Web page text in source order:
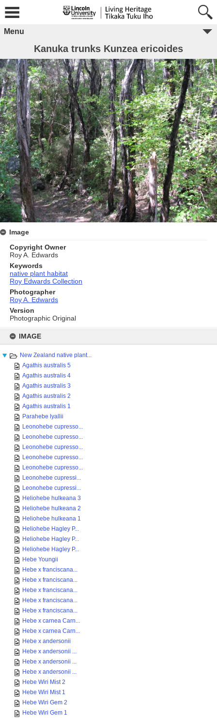
content
IMAGE
New Zealand native plant...
Agathis australis 5
Agathis australis 4
Agathis australis 3
Agathis australis 2
Agathis australis 1
Parahebe lyallii
Leonohebe cupresso...
Leonohebe cupresso...
Leonohebe cupresso...
Leonohebe cupresso...
Leonohebe cupresso...
Leonohebe cupressi...
Leonohebe cupressi...
Heliohebe hulkeana 3
Heliohebe hulkeana 2
Heliohebe hulkeana 1
Heliohebe Hagley P...
Heliohebe Hagley P...
Heliohebe Hagley P...
Hebe Youngii
Hebe x franciscana...
Hebe x franciscana...
Hebe x franciscana...
Hebe x franciscana...
Hebe x franciscana...
Hebe x carnea Carn...
Hebe x carnea Carn...
Hebe x andersonii
Hebe x andersonii ...
Hebe x andersonii ...
Hebe x andersonii ...
Hebe Wiri Mist 2
Hebe Wiri Mist 1
Hebe Wiri Gem 2
Hebe Wiri Gem 1
Menu
Kanuka trunks Kunzea ericoides
Image
Copyright Owner
Roy A. Edwards
Keywords
native plant habitat
Roy Edwards Collection
Photographer
Roy A. Edwards
Version
Photographic Original